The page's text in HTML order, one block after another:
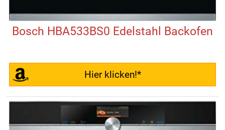
Bosch HBA533BS0 Edelstahl Backofen
Hier klicken!*